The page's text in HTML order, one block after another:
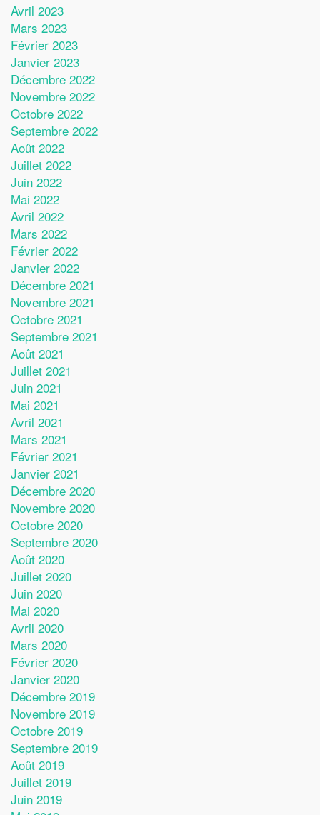
Avril 2023
Mars 2023
Février 2023
Janvier 2023
Décembre 2022
Novembre 2022
Octobre 2022
Septembre 2022
Août 2022
Juillet 2022
Juin 2022
Mai 2022
Avril 2022
Mars 2022
Février 2022
Janvier 2022
Décembre 2021
Novembre 2021
Octobre 2021
Septembre 2021
Août 2021
Juillet 2021
Juin 2021
Mai 2021
Avril 2021
Mars 2021
Février 2021
Janvier 2021
Décembre 2020
Novembre 2020
Octobre 2020
Septembre 2020
Août 2020
Juillet 2020
Juin 2020
Mai 2020
Avril 2020
Mars 2020
Février 2020
Janvier 2020
Décembre 2019
Novembre 2019
Octobre 2019
Septembre 2019
Août 2019
Juillet 2019
Juin 2019